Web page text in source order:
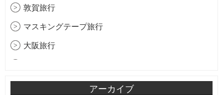
敦賀旅行
マスキングテープ旅行
大阪旅行
祝！創立20周年
アーカイブ